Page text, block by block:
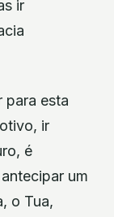
ir
para esta
ir
é
um
o Tua,